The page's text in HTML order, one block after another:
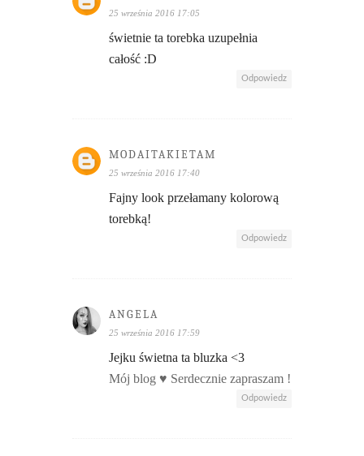
25 września 2016 17:05
świetnie ta torebka uzupełnia
całość :D
Odpowiedz
MODAITAKIETAM
25 września 2016 17:40
Fajny look przełamany kolorową
torebką!
Odpowiedz
ANGELA
25 września 2016 17:59
Jejku świetna ta bluzka <3
Mój blog ♥ Serdecznie zapraszam !
Odpowiedz